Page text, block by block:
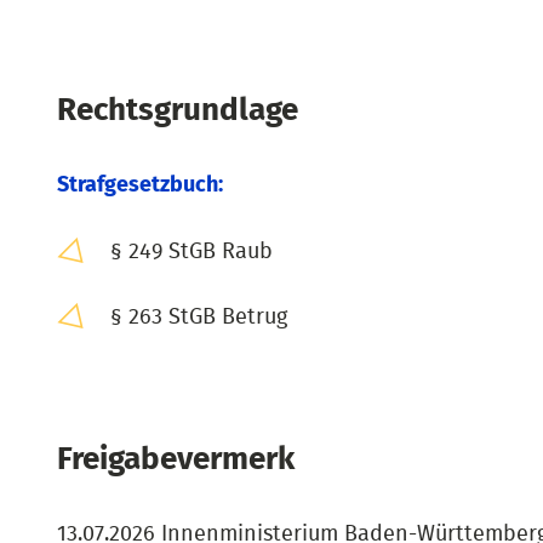
Rechtsgrundlage
Strafgesetzbuch:
§ 249 StGB Raub
§ 263 StGB Betrug
Freigabevermerk
13.07.2026 Innenministerium Baden-